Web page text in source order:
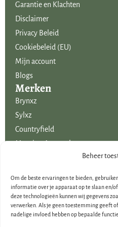
Beheer
Om de beste ervaringen te bieden,
informatie over je apparaat op te slaan en/
deze technologieën kunnen wij gegevens
verwerken. Als je geen toestemming geeft
nadelige invloed hebben op bepaalde
Garantie en Klachten
Disclaimer
Privacy Beleid
Cookiebeleid (EU)
Mijn account
Blogs
Merken
Brynxz
Sylxz
Countryfield
Mansion Atmosphere
Uitgelicht voor jou!
Voordelige boeketten
Woondecoraties
Cadeau-artikelen